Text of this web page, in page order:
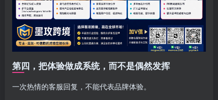
第四，把体验做成系统，而不是偶然发挥
一次热情的客服回复，不能代表品牌体验。